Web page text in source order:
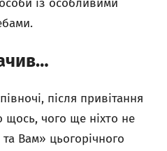
із особливими
після привітання
щось, чого ще ніхто не
Вам» цьогорічного